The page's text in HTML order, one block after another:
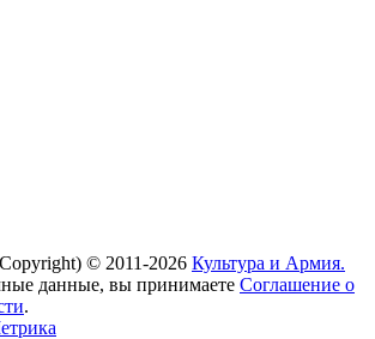
© 2011-2026 Культура и Армия.
данные, вы принимаете Соглашение о
.